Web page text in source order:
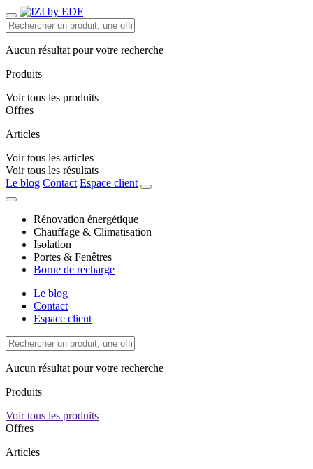
Aucun résultat pour votre recherche
Produits
Voir tous les produits
Offres
Articles
Voir tous les articles
Voir tous les résultats
Le blog Contact Espace client
Rénovation énergétique
Chauffage & Climatisation
Isolation
Portes & Fenêtres
Borne de recharge
Le blog
Contact
Espace client
Aucun résultat pour votre recherche
Produits
Voir tous les produits
Offres
Articles